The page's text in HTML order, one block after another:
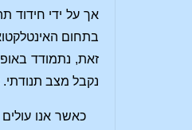
אך על ידי חידוד
בתחום
זאת, נתמודד
נקבל מצב
כאשר אנו